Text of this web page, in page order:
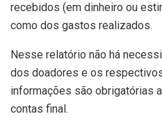
recebidos (em dinheiro ou
como dos gastos realizados.
Nesse relatório não há
dos doadores e os
informações são obrigatórias
contas final.